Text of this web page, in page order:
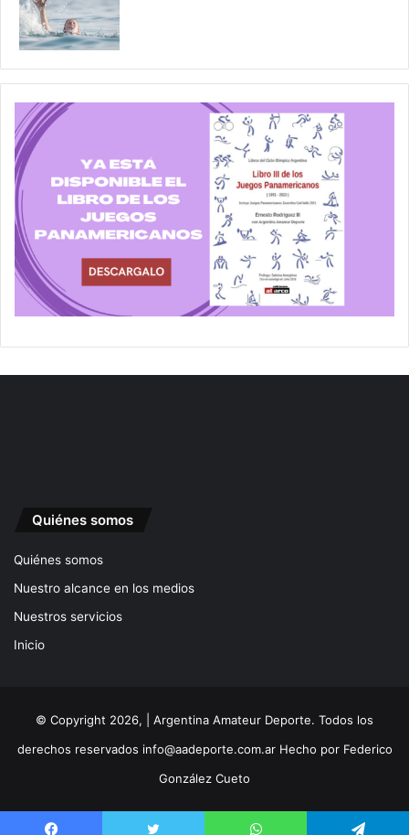
Quiénes somos
Quiénes somos
Nuestro alcance en los medios
Nuestros servicios
Inicio
© Copyright 2026, | Argentina Amateur Deporte. Todos los
derechos reservados info@aadeporte.com.arHecho por Federico
González Cueto